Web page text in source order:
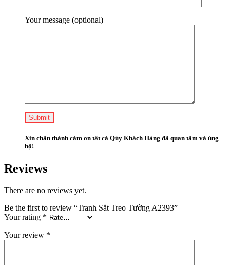
Your message (optional)
Xin chân thành cảm ơn tất cả Qúy Khách Hàng đã quan tâm và ủng
hộ!
Reviews
There are no reviews yet.
Be the first to review “Tranh Sắt Treo Tường A2393”
Your rating *
Your review *